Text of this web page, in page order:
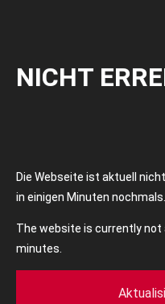
NICHT
Die Webseite ist aktuell
in einigen Minuten nochmals.
The website is currently not
minutes.